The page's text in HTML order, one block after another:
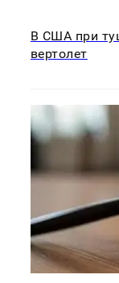
В США при
вертолет